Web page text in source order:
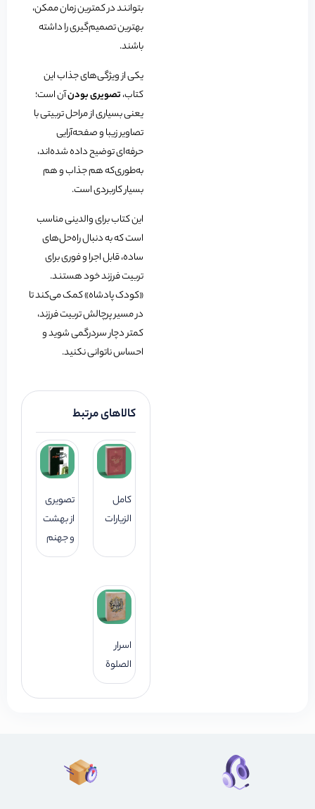
بتوانند در کمترین زمان ممکن،
بهترین تصمیم‌گیری را داشته
باشند.
یکی از ویژگی‌های جذاب این
کتاب،تصویری بودنآن است؛
یعنی بسیاری از مراحل تربیتی با
تصاویر زیبا و صفحه‌آرایی
حرفه‌ای توضیح داده شده‌اند،
به‌طوری‌که هم جذاب و هم
بسیار کاربردی است.
این کتاب برای والدینی مناسب
است که به دنبال راه‌حل‌های
ساده، قابل اجرا و فوری برای
تربیت فرزند خود هستند.
«کودک پادشاه» کمک می‌کند تا
در مسیر پرچالش تربیت فرزند،
کمتر دچار سردرگمی شوید و
احساس ناتوانی نکنید.
کالاهای مرتبط
کامل
الزیارات
تصویری
از بهشت
و جهنم
اسرار
الصلوة